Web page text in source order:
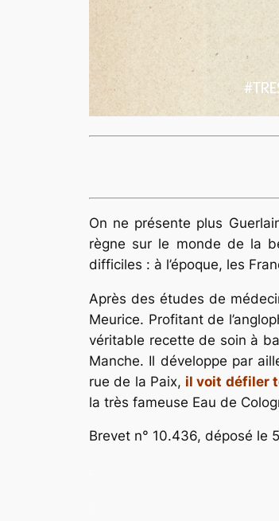
On ne présente plus
règne sur le monde de la
difficiles : à l’époque, les
Après des études de
Meurice. Profitant de
véritable recette de soin à
Manche. Il développe par
rue de la Paix, il voit défiler
la très fameuse Eau de
Brevet n° 10.436, déposé le